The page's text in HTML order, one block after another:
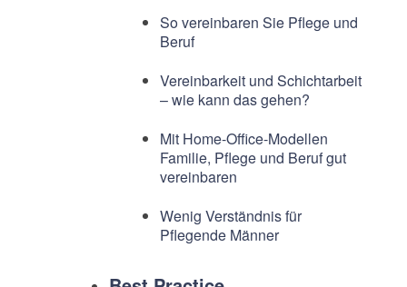
So vereinbaren Sie Pflege und
Beruf
Vereinbarkeit und Schichtarbeit
– wie kann das gehen?
Mit Home-Office-Modellen
Familie, Pflege und Beruf gut
vereinbaren
Wenig Verständnis für
Pflegende Männer